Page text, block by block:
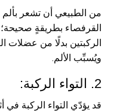
من الطبيعي أن تشعر بألم
القرفصاء بطريقةٍ
الركبتين بدلًا من عضلات
ويُسبِّب الألم.
2. التواء الركبة:
قد يؤدّي التواء الركبة في